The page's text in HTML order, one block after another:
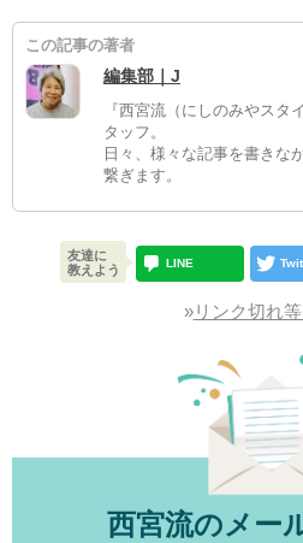
この記事の著者
編集部｜J
『西宮流（にしのみやスタ
タッフ。
日々、様々な記事を書きな
繋ぎます。
友達に
教えよう
LINE
»リンク切れ
西宮流のメー